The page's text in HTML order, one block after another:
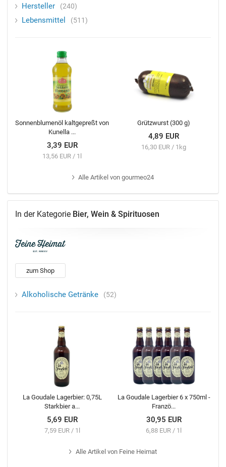
Hersteller 240
Lebensmittel 511
Sonnenblumenöl kaltgepreßt von
Kunella ...
3,39 EUR
13,56 EUR / 1l
Grützwurst (300 g)
4,89 EUR
16,30 EUR / 1kg
AlleArtikel von gourmeo24
In der Kategorie Bier, Wein & Spirituosen
zum Shop
Alkoholische Getränke 52
La Goudale Lagerbier: 0,75L
Starkbier a...
5,69 EUR
7,59 EUR / 1l
La Goudale Lagerbier 6 x 750ml -
Franzö...
30,95 EUR
6,88 EUR / 1l
Alle Artikel von Feine Heimat